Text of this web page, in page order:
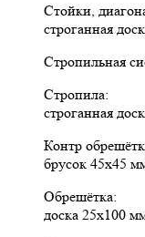
Стойки,
строганная
Стропильная
Стропила:
строганная
Контр
брусок 45х45
Обрешётка:
доска 25х100